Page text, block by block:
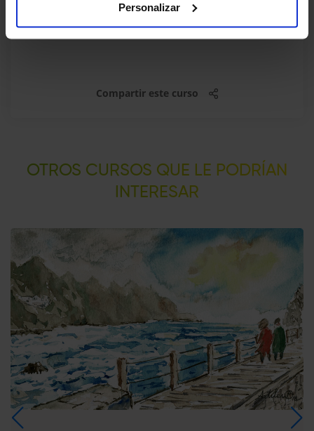
Personalizar
Compartir este curso
OTROS CURSOS QUE LE PODRÍAN
INTERESAR​